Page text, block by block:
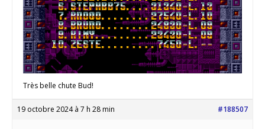
Très belle chute Bud!
19 octobre 2024 à 7 h 28 min #188507